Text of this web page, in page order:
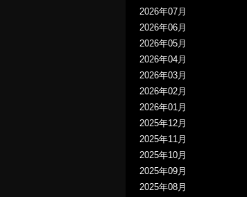
2026年07月
2026年06月
2026年05月
2026年04月
2026年03月
2026年02月
2026年01月
2025年12月
2025年11月
2025年10月
2025年09月
2025年08月